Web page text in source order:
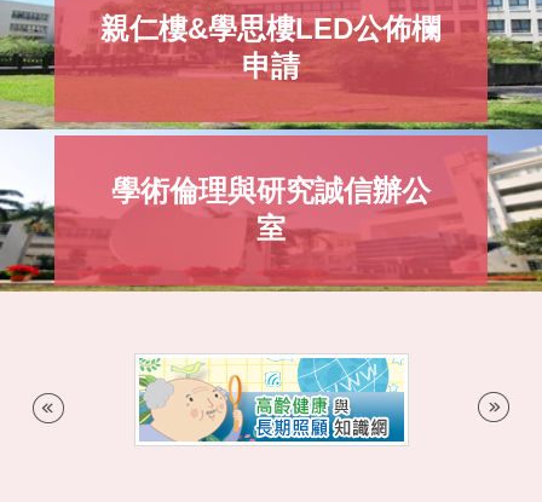
親仁樓&學思樓LED公佈欄
申請
學術倫理與研究誠信辦公
室